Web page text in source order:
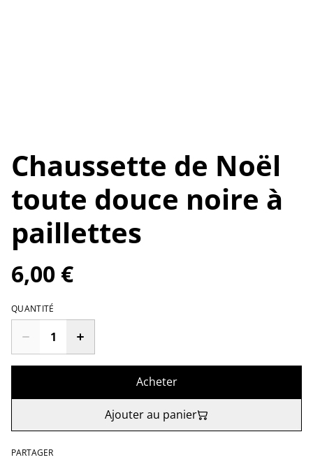
Chaussette de Noël
toute douce noire à
paillettes
6,00 €
QUANTITÉ
Acheter
Ajouter au panier
PARTAGER